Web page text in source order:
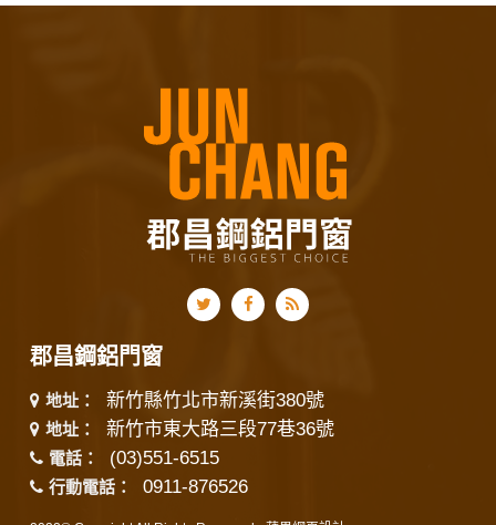
郡昌鋼鋁門窗
地址： 新竹縣竹北市新溪街380號
地址： 新竹市東大路三段77巷36號
電話： (03)551-6515
行動電話： 0911-876526